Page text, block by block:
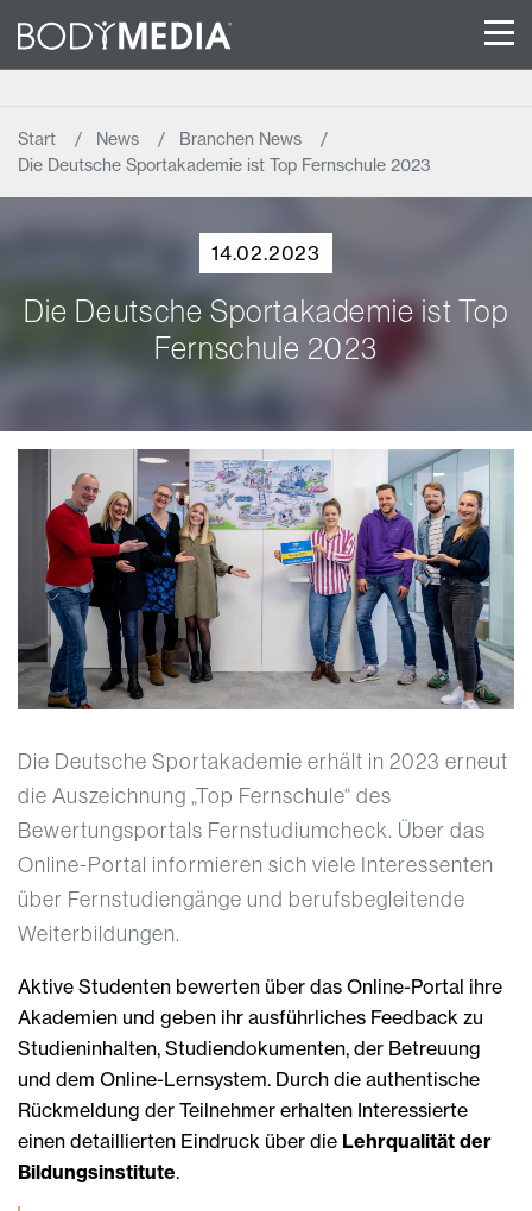
Start News
Branchen News
Die Deutsche Sportakademie ist Top Fernschule 2023
14.02.2023
Die Deutsche Sportakademie ist Top
Fernschule 2023
Die Deutsche Sportakademie erhält in 2023 erneut
die Auszeichnung „Top Fernschule“ des
Bewertungsportals Fernstudiumcheck. Über das
Online-Portal informieren sich viele Interessenten
über Fernstudiengänge und berufsbegleitende
Weiterbildungen.
Aktive Studenten bewerten über das Online-Portal ihre
Akademien und geben ihr ausführliches Feedback zu
Studieninhalten, Studiendokumenten, der Betreuung
und dem Online-Lernsystem. Durch die authentische
Rückmeldung der Teilnehmer erhalten Interessierte
einen detaillierten Eindruck über die Lehrqualität der
Bildungsinstitute.